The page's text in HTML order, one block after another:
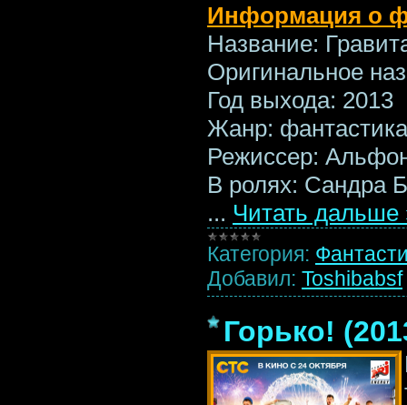
Информация о
Название:
Оригинальное
Год выхода: 2013
Жанр:
Режиссер:
В ролях: Сандра
... Читать дальше
Категория:
Добавил: Toshibabsf
Горько!